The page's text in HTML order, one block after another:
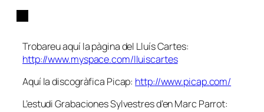
Trobareu aquí la pàgina del Lluís Cartes:
http://www.myspace.com/lluiscartes
Aquí la discogràfica Picap: http://www.picap.com/
L’estudi Grabaciones Sylvestres d’en Marc Parrot: